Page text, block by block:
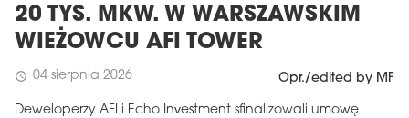
20 TYS. MKW. W WARSZAWSKIM
WIEŻOWCU AFI TOWER
schedule 04 sierpnia 2026 Opr./edited by MF
Deweloperzy AFI i Echo Investment sfinalizowali umowę